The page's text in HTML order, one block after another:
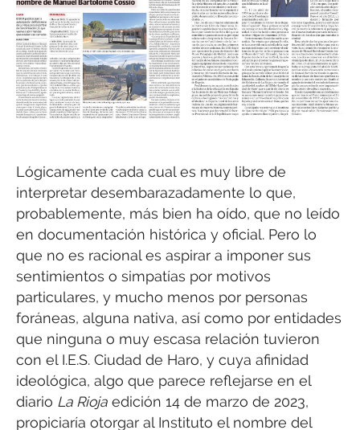
Lógicamente cada cual es muy libre de
interpretar desembarazadamente lo que,
probablemente, más bien ha oído, que no leído
en documentación histórica y oficial. Pero lo
que no es racional es aspirar a imponer sus
sentimientos o simpatías por motivos
particulares, y mucho menos por personas
foráneas, alguna nativa, así como por entidades
que ninguna o muy escasa relación tuvieron
con el I.E.S. Ciudad de Haro, y cuya afinidad
ideológica, algo que parece reflejarse en el
diario La Rioja edición 14 de marzo de 2023,
propiciaría otorgar al Instituto el nombre del